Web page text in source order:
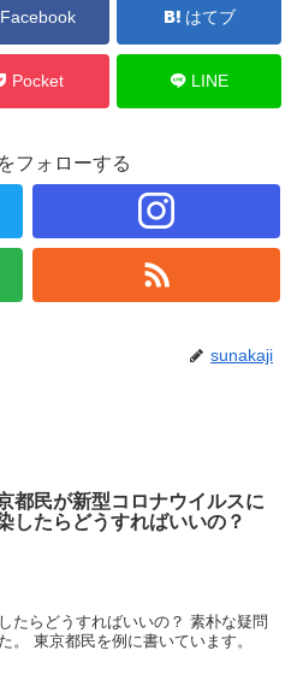
Facebook はてブ
Pocket LINE
フォローする
sunakaji
都民が新型コロナウイルスに
したらどうすればいいの？
たらどうすればいいの？ 素朴な疑問
。 東京都民を例に書いています。